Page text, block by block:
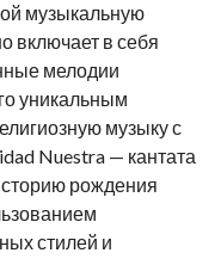
музыкальную
включает в себя
мелодии
уникальным
музыку с
Nuestra — кантата
рождения
стилей и